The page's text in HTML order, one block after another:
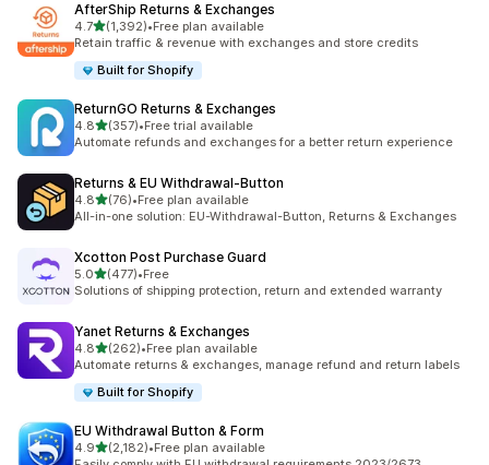
AfterShip Returns & Exchanges
4.7별 5개 중
(1,392)
총 리뷰 1392개
•Free plan available
Retain traffic & revenue with exchanges and store credits
Built for Shopify
ReturnGO Returns & Exchanges
4.8별 5개 중
(357)
총 리뷰 357개
•Free trial available
Automate refunds and exchanges for a better return experience
Returns & EU Withdrawal‑Button
4.8별 5개 중
(76)
총 리뷰 76개
•Free plan available
All-in-one solution: EU-Withdrawal-Button, Returns & Exchanges
Xcotton Post Purchase Guard
5.0별 5개 중
(477)
총 리뷰 477개
•Free
Solutions of shipping protection, return and extended warranty
Yanet Returns & Exchanges
4.8별 5개 중
(262)
총 리뷰 262개
•Free plan available
Automate returns & exchanges, manage refund and return labels
Built for Shopify
EU Withdrawal Button & Form
4.9별 5개 중
(2,182)
총 리뷰 2182개
•Free plan available